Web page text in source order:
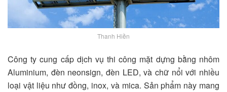
Thanh Hiền
Công ty cung cấp dịch vụ thi công mặt dựng bằng nhôm
Aluminium, đèn neonsign, đèn LED, và chữ nổi với nhiều
loại vật liệu như đồng, inox, và mica. Sản phẩm này mang